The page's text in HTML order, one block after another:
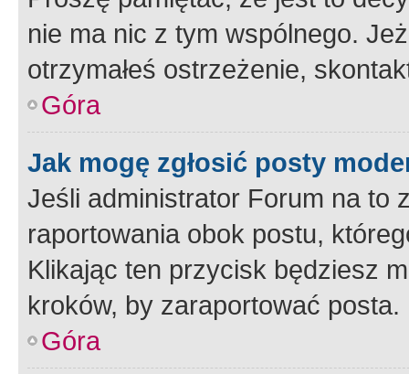
nie ma nic z tym wspólnego.
otrzymałeś ostrzeżenie,
Góra
Jak mogę zgłosić posty
Jeśli administrator Forum na to
raportowania obok postu,
Klikając ten przycisk będziesz
kroków, by zaraportować posta.
Góra